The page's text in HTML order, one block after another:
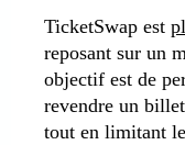
TicketSwap est
reposant sur un
objectif est de
revendre un
tout en limitant